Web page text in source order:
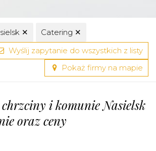
✕ Catering ✕
Wyślij zapytanie do wszystkich z listy
Pokaż firmy na mapie
i komunie Nasielsk
oraz ceny